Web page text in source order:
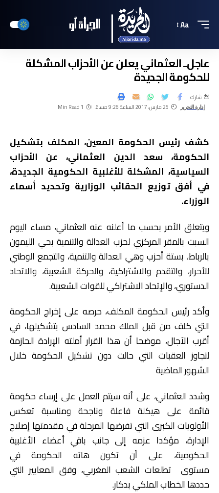
Aa
عاجل.. العثماني يعلن عن الأحزاب المشكلة
للحكومة الجديدة
إدارة التحرير 25 مارس، 2017 الساعة 9:26 مساءً 1 Min Read
شارك
كشف رئيس الحكومة المعين، المكلف بتشكيل
الحكومة، سعد الدين العثماني، عن الأحزاب
السياسية، المشكلة للأغلبية الحكومية الجديدة،
في أفق توزيع الحقائب الوزارية وتحديد أسماء
الوزراء.
ويتعلق الأمر بحسب ما أعلنه عنه العثماني، مساء اليوم
السبت بالمقر المركزي لحزب العدالة والتنمية بحي الليمون
بالرباط، بستة أحزب وهي العدالة والتنمية، والتجمع الوطني
للأحرار، والتقدم والاشتراكية، والحركة الشعبية، والاتحاد
الدستوري، والإتحاد الاشتراكي للقوات الشعبية.
وأكد رئيس الحكومة المكلف، حرصه على إخراج الحكومة
التي كلف من قبل الملك محمد السادس بتشكيلها، في
أقرب الآجال، موضحا أن هذا القرار أملته الإرادة الحازمة
لتجاوز العقبات التي حالت دون تشكيل الحكومة خلال
الشهور الماضية
وشدد العثماني، على أنه سيتم العمل على إرساء حكومة
قائمة على هيكلة فاعلة وناجحة ومناسبة تعكس
الأولويات الكبرى التي تفرضها المرحلة في مقدمتها إصلاح
الإدارة، مؤكدا عزمه إلى جانب باقي أعضاء الأغلبية
الحكومية، على أن تكون هاته الحكومة في
مستوى تطلعات الشعب المغربي، وفق المعايير التي
حددها الخطاب الملكي بدكار.